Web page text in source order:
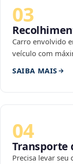
03
Carro envolvido
veículo com
SAIBA MAIS
04
Transporte
Precisa levar seu